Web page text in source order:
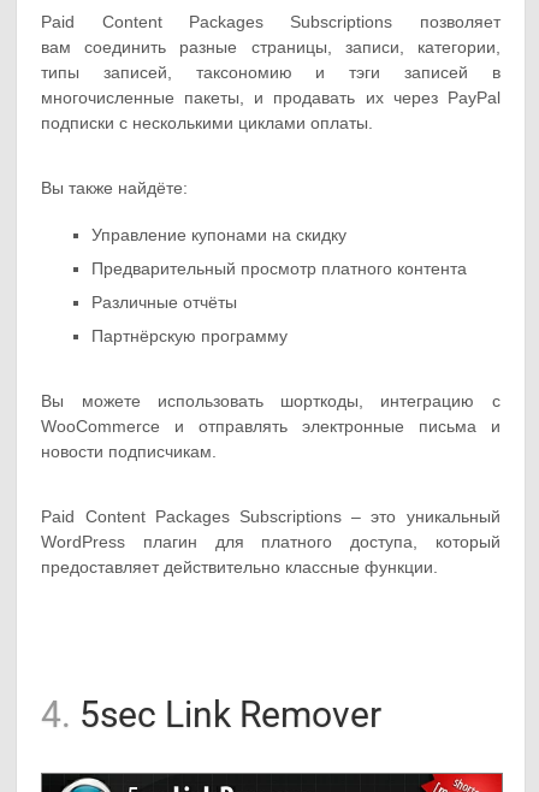
Paid Content Packages Subscriptions позволяет
вам соединить разные страницы, записи, категории,
типы записей, таксономию и тэги записей в
многочисленные пакеты, и продавать их через PayPal
подписки с несколькими циклами оплаты.
Вы также найдёте:
Управление купонами на скидку
Предварительный просмотр платного контента
Различные отчёты
Партнёрскую программу
Вы можете использовать шорткоды, интеграцию с
WooCommerce и отправлять электронные письма и
новости подписчикам.
Paid Content Packages Subscriptions – это уникальный
WordPress плагин для платного доступа, который
предоставляет действительно классные функции.
4. 5sec Link Remover